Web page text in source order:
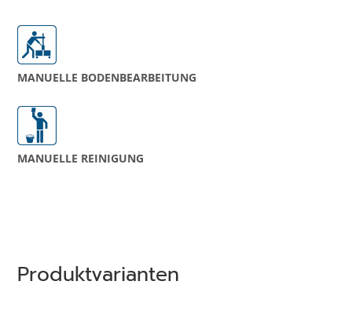
MANUELLE BODEN­­BEARBEITUNG
MANUELLE REINIGUNG
Produktvarianten